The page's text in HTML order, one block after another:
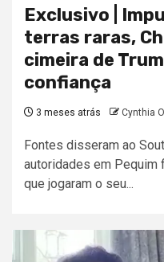
Exclusivo |
terras raras,
cimeira de
confiança
3 meses atrás Cynthia
Fontes disseram ao
autoridades em Pequim
que jogaram o seu...